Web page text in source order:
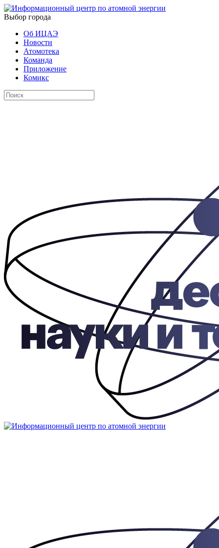
Выбор города
Об ИЦАЭ
Новости
Атомотека
Команда
Приложение
Комикс